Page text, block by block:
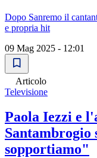
Dopo Sanremo il
e propria hit
09 Mag 2025 - 12:01
Articolo
Televisione
Paola Iezzi e
Santambrogio
sopportiamo"